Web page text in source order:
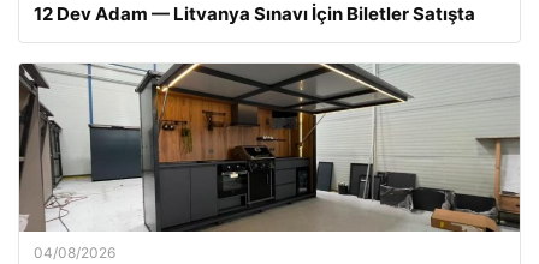
12 Dev Adam — Litvanya Sınavı İçin Biletler Satışta
04/08/2026